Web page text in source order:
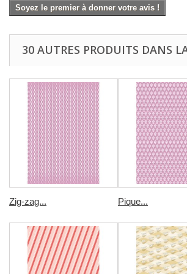
Soyez le premier à donner votre avis !
30 AUTRES PRODUITS DANS
Zig-zag... Pique...